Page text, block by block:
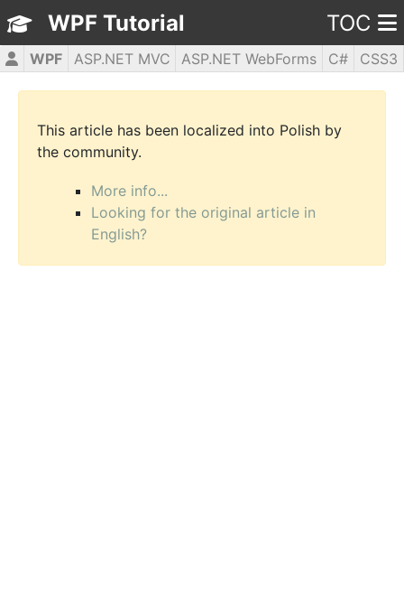
WPF Tutorial TOC
WPF ASP.NET MVC ASP.NET WebForms C#
CSS3
HTML5
JavaScript jQuery PHP5
This article has been localized into Polish by
the community.
More info...
Looking for the original article in
English?